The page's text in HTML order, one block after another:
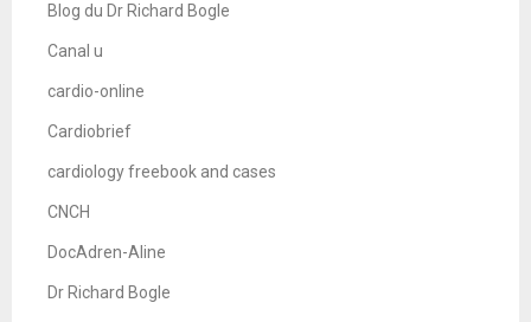
Blog du Dr Richard Bogle
Canal u
cardio-online
Cardiobrief
cardiology freebook and cases
CNCH
DocAdren-Aline
Dr Richard Bogle